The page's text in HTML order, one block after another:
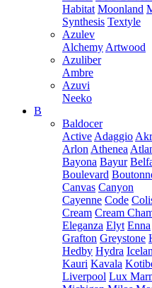
Habitat Moonland
Synthesis Textyle
Azulev
Alchemy Artwood
Azuliber
Ambre
Azuvi
Neeko
B
Baldocer
Active Adaggio
Arlon Athenea
Bayona Bayur
Boulevard
Canvas Canyon
Cayenne Code
Cream Cream
Eleganza Elyt Enna
Grafton Greystone
Hedby Hydra
Kauri Kavala
Liverpool Lux